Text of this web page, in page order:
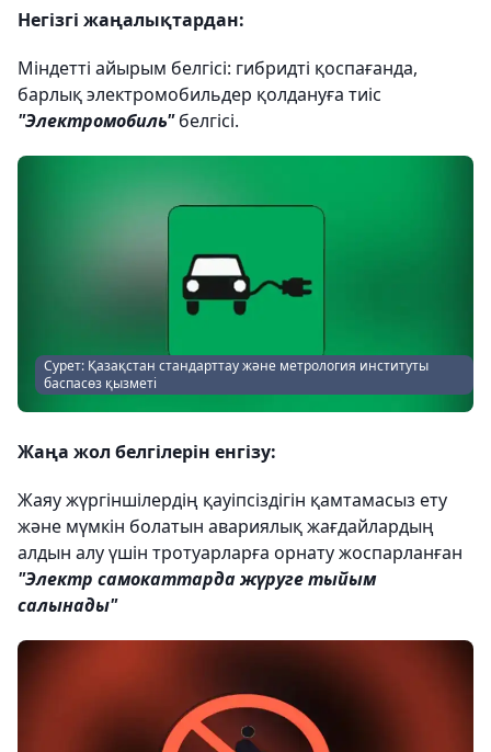
Негізгі жаңалықтардан:
Міндетті айырым белгісі: гибридті қоспағанда,
барлық электромобильдер қолдануға тиіс
"Электромобиль"белгісі.
Сурет: Қазақстан стандарттау және метрология институты
баспасөз қызметі
Жаңа жол белгілерін енгізу:
Жаяу жүргіншілердің қауіпсіздігін қамтамасыз ету
және мүмкін болатын авариялық жағдайлардың
алдын алу үшін тротуарларға орнату жоспарланған
"Электр самокаттарда жүруге тыйым
салынады"